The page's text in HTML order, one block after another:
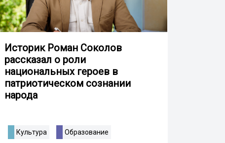
Историк Роман Соколов
рассказал о роли
национальных героев в
патриотическом сознании
народа
Культура Образование